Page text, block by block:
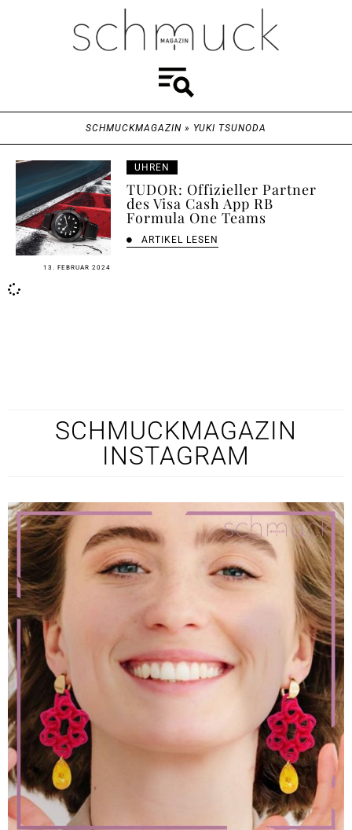
SCHMUCKMAGAZIN » YUKI TSUNODA
13. FEBRUAR 2024
UHREN
TUDOR: Offizieller Partner
des Visa Cash App RB
Formula One Teams
ARTIKEL LESEN
SCHMUCKMAGAZIN
INSTAGRAM